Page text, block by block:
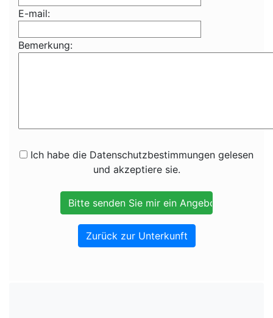
E-mail:
Bemerkung:
Ich habe die Datenschutzbestimmungen gelesen
und akzeptiere sie.
Zurück zur Unterkunft